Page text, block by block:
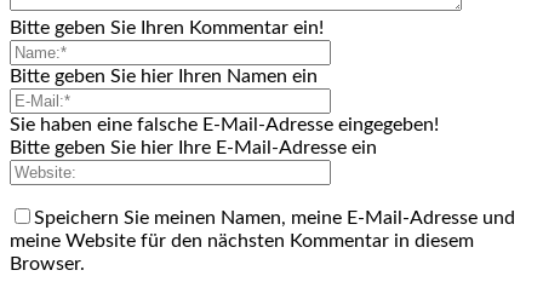
Bitte geben Sie Ihren Kommentar ein!
Bitte geben Sie hier Ihren Namen ein
Sie haben eine falsche E-Mail-Adresse eingegeben!
Bitte geben Sie hier Ihre E-Mail-Adresse ein
Speichern Sie meinen Namen, meine E-Mail-Adresse und
meine Website für den nächsten Kommentar in diesem
Browser.